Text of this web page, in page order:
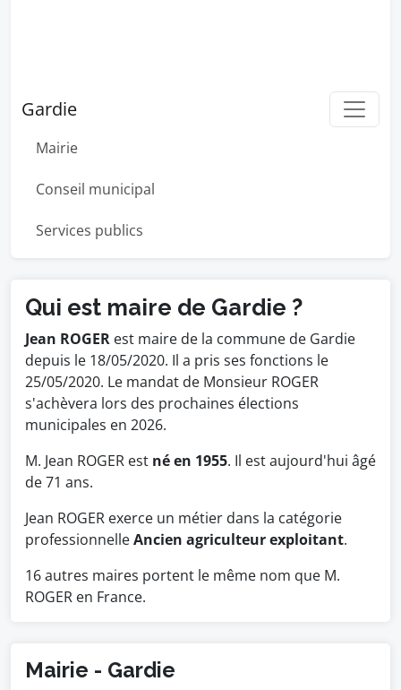
Gardie
Mairie
Conseil municipal
Services publics
Qui est maire de Gardie ?
Jean ROGER est maire de la commune de Gardie
depuis le 18/05/2020. Il a pris ses fonctions le
25/05/2020. Le mandat de Monsieur ROGER
s'achèvera lors des prochaines élections
municipales en 2026.
M. Jean ROGER est né en 1955. Il est aujourd'hui âgé
de 71 ans.
Jean ROGER exerce un métier dans la catégorie
professionnelleAncien agriculteur exploitant.
16 autres maires portent le même nom que M.
ROGER en France.
Mairie - Gardie